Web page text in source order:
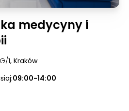
medycyny i
1, Kraków
09:00-14:00